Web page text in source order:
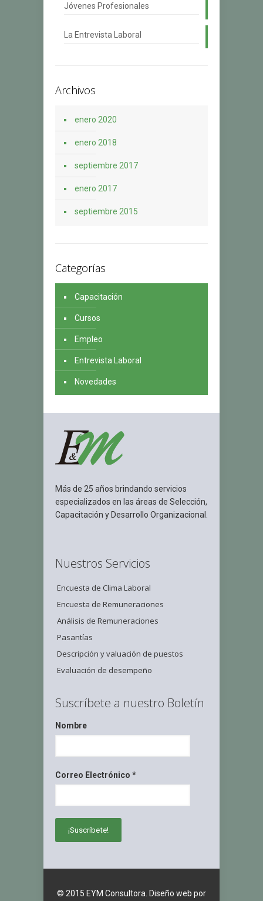
Jóvenes Profesionales
La Entrevista Laboral
Archivos
enero 2020
enero 2018
septiembre 2017
enero 2017
septiembre 2015
Categorías
Capacitación
Cursos
Empleo
Entrevista Laboral
Novedades
Más de 25 años brindando servicios
especializados en las áreas de Selección,
Capacitación y Desarrollo Organizacional.
Nuestros Servicios
Encuesta de Clima Laboral
Encuesta de Remuneraciones
Análisis de Remuneraciones
Pasantías
Descripción y valuación de puestos
Evaluación de desempeño
Suscríbete a nuestro Boletín
Nombre
Correo Electrónico *
© 2015 EYM Consultora. Diseño web por